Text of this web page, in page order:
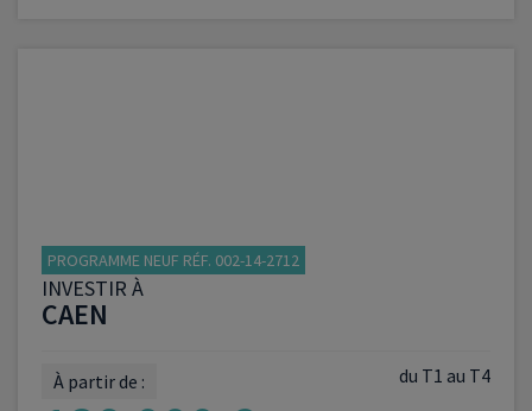
PROGRAMME NEUF RÉF. 002-14-2712
INVESTIR À
CAEN
du T1 au T4
À partir de :